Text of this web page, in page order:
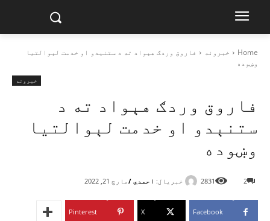
Home خبرونه
فاروق وردګ هېواد ته د ستنېدو او خدمت لېوالتيا
وښوده
خبرونه
فاروق وردګ هېواد ته د
ستنېدو او خدمت لېوالتيا
وښوده
خبریال: احمدي /مارچ 21, 2022 2
2831
Facebook
X
Pinterest